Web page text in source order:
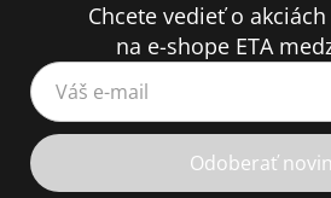
Chcete vedieť o
na e-shope ETA
Váš e-mail
Odoberať